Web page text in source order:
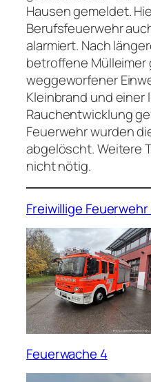
Hausen gemeldet.
Berufsfeuerwehr
alarmiert. Nach
betroffene Mülleimer
weggeworfener
Kleinbrand und einer
Rauchentwicklung
Feuerwehr wurden
abgelöscht. Weitere
nicht nötig.
Freiwillige
Feuerwache 4